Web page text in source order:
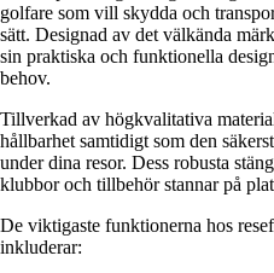
golfare som vill skydda och
sätt. Designad av det välkända
sin praktiska och funktionella
behov.
Tillverkad av högkvalitativa
hållbarhet samtidigt som den
under dina resor. Dess robusta
klubbor och tillbehör stannar på
De viktigaste funktionerna hos
inkluderar: